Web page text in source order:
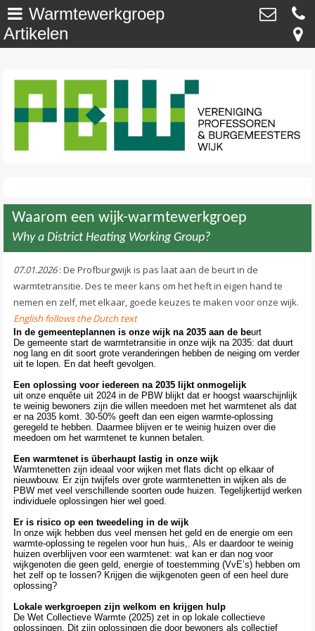
Onze Wijk - NU >
Onze Wijk - TOEN
DuurzaamWijzer >
Agenda / Calendar >
Contact
Burgemeesterswijk
secretaris@profburgwijk.nl
Warmtewerkgroep
Artikelen
Waarom een wijk-warmtewerkgroep
Why a District Heating Working Group?
07.01.2026: De Profburgwijk is pas laat aan de beurt in de
warmtetransitie. Des te meer kans om het heft in eigen hand te
nemen en zelf, met elkaar, goede keuzes te maken voor onze wijk.
English follows the Dutch text
In de gemeenteplannen is onze wijk na 2035 aan de beurt
De gemeente start de warmtetransitie in onze wijk na 2035: dat duurt
nog lang en dit soort grote veranderingen hebben de neiging om verder
uit te lopen. En dat heeft gevolgen.
Een oplossing voor iedereen na 2035 lijkt onmogelijk
uit onze enquête uit 2024 in de PBW blijkt dat er hoogst waarschijnlijk
te weinig bewoners zijn die willen meedoen met het warmtenet als dat
er na 2035 komt. 30-50% geeft dan een eigen warmte-oplossing
geregeld te hebben. Daarmee blijven er te weinig huizen over die
meedoen om het warmtenet te kunnen betalen.
Een warmtenet is überhaupt lastig in onze wijk
Warmtenetten zijn ideaal voor wijken met flats dicht op elkaar of
nieuwbouw. Er zijn twijfels over grote warmtenetten in wijken als de
PBW met veel verschillende soorten oude huizen. Tegelijkertijd werken
individuele oplossingen hier wel goed.
Er is risico op een tweedeling in de wijk
In onze wijk hebben dus veel mensen het geld en de energie om een
warmte-oplossing te regelen voor hun huis,. Als er daardoor te weinig
huizen overblijven voor een warmtenet: wat kan er dan nog voor
wijkgenoten die geen geld, energie of toestemming (VvE’s) hebben om
het zelf op te lossen? Krijgen die wijkgenoten geen of een heel dure
oplossing?
Lokale werkgroepen zijn welkom en krijgen hulp
De Wet Collectieve Warmte (2025) zet in op lokale collectieve
oplossingen. Dit zijn oplossingen die door bewoners als collectief